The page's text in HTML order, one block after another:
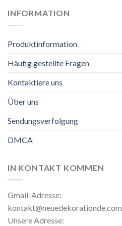
INFORMATION
Produktinformation
Häufig gestellte Fragen
Kontaktiere uns
Über uns
Sendungsverfolgung
DMCA
IN KONTAKT KOMMEN
Gmail-Adresse:
kontakt@neuedekorationde.com
Unsere Adresse: